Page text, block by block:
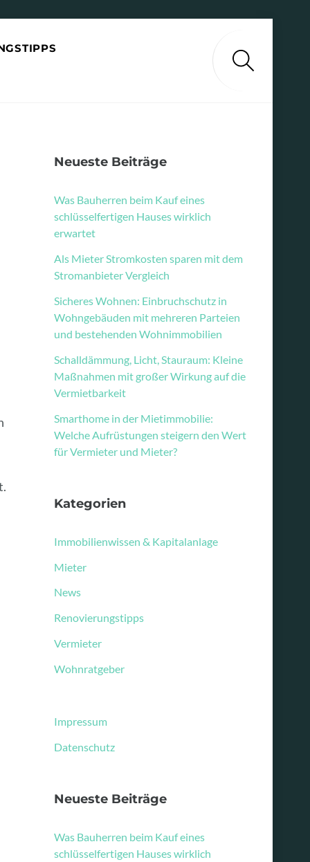
Neueste Beiträge
Was Bauherren beim Kauf eines
schlüsselfertigen Hauses wirklich
erwartet
Als Mieter Stromkosten sparen mit dem
Stromanbieter Vergleich
Sicheres Wohnen: Einbruchschutz in
Wohngebäuden mit mehreren Parteien
und bestehenden Wohnimmobilien
Schalldämmung, Licht, Stauraum: Kleine
Maßnahmen mit großer Wirkung auf die
Vermietbarkeit
Smarthome in der Mietimmobilie:
Welche Aufrüstungen steigern den Wert
für Vermieter und Mieter?
Kategorien
Immobilienwissen & Kapitalanlage
Mieter
News
Renovierungstipps
Vermieter
Wohnratgeber
Impressum
Datenschutz
Neueste Beiträge
Was Bauherren beim Kauf eines
schlüsselfertigen Hauses wirklich